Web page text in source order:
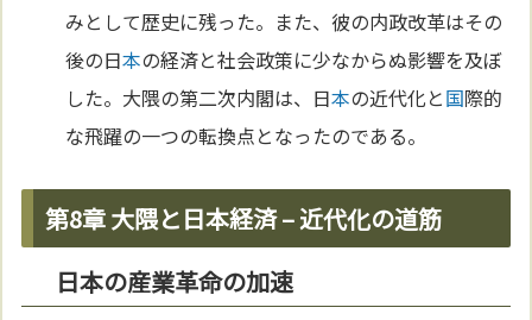
みとして歴史に残った。また、彼の内政改革はその
後の日本の経済と社会政策に少なからぬ影響を及ぼ
した。大隈の第二次内閣は、日本の近代化と国際的
な飛躍の一つの転換点となったのである。
第8章 大隈と日本経済 – 近代化の道筋
日本の産業革命の加速